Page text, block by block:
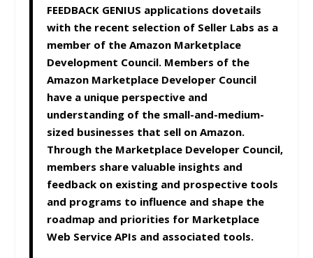
FEEDBACK GENIUS applications dovetails
with the recent selection of Seller Labs as a
member of the Amazon Marketplace
Development Council. Members of the
Amazon Marketplace Developer Council
have a unique perspective and
understanding of the small-and-medium-
sized businesses that sell on Amazon.
Through the Marketplace Developer Council,
members share valuable insights and
feedback on existing and prospective tools
and programs to influence and shape the
roadmap and priorities for Marketplace
Web Service APIs and associated tools.